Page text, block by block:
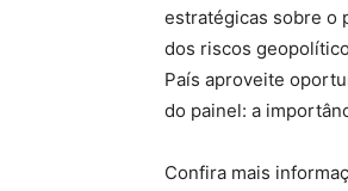
estratégicas sobre o
dos riscos
País aproveite
do painel: a
Confira mais